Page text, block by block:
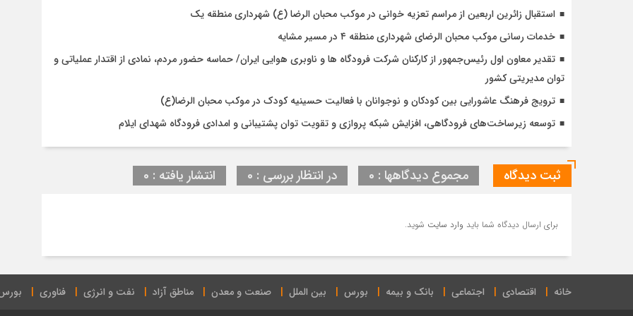
استقبال زائرین اربعین از مراسم تعزیه خوانی در موکب محبان الرضا (ع) شهرداری منطقه یک
خدمات رسانی موکب محبان الرضای شهرداری منطقه ۴ در مسیر مشایه
تقدیر معاون اول رئیس‌جمهور از کارکنان شرکت فرودگاه ها و ناوبری هوایی ایران/ حماسه حضور مردم، نمادی از اقتدار عملیاتی و
توان مدیریتی کشور
ترویج فرهنگ عاشورایی بین کودکان و نوجوانان با فعالیت حسینیه کودک در موکب محبان الرضا(ع)
توسعه زیرساخت‌های فرودگاهی، افزایش شبکه پروازی و تقویت توان پشتیبانی و امدادی فرودگاه شهدای ایلام
ثبت دیدگاه مجموع دیدگاهها : 0 در انتظار بررسی : 0 انتشار یافته : 0
برای ارسال دیدگاه شما باید وارد سایت شوید.
خانه اقتصادی اجتماعی بانک و بیمه بورس بین الملل صنعت و معدن مناطق آزاد نفت و انرژی فناوری